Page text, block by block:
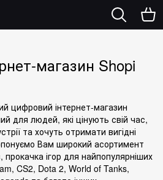
магазин Shopi
цифровий інтернет-магазин
для людей, які цінують свій час,
та хочуть отримати вигідні
Вам широкий асортимент
прокачка ігор для найпопулярніших
CS2, Dota 2, World of Tanks,